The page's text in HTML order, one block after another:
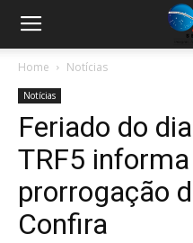
Home Notícias
Notícias
Feriado do
TRF5
prorrogação
Confira